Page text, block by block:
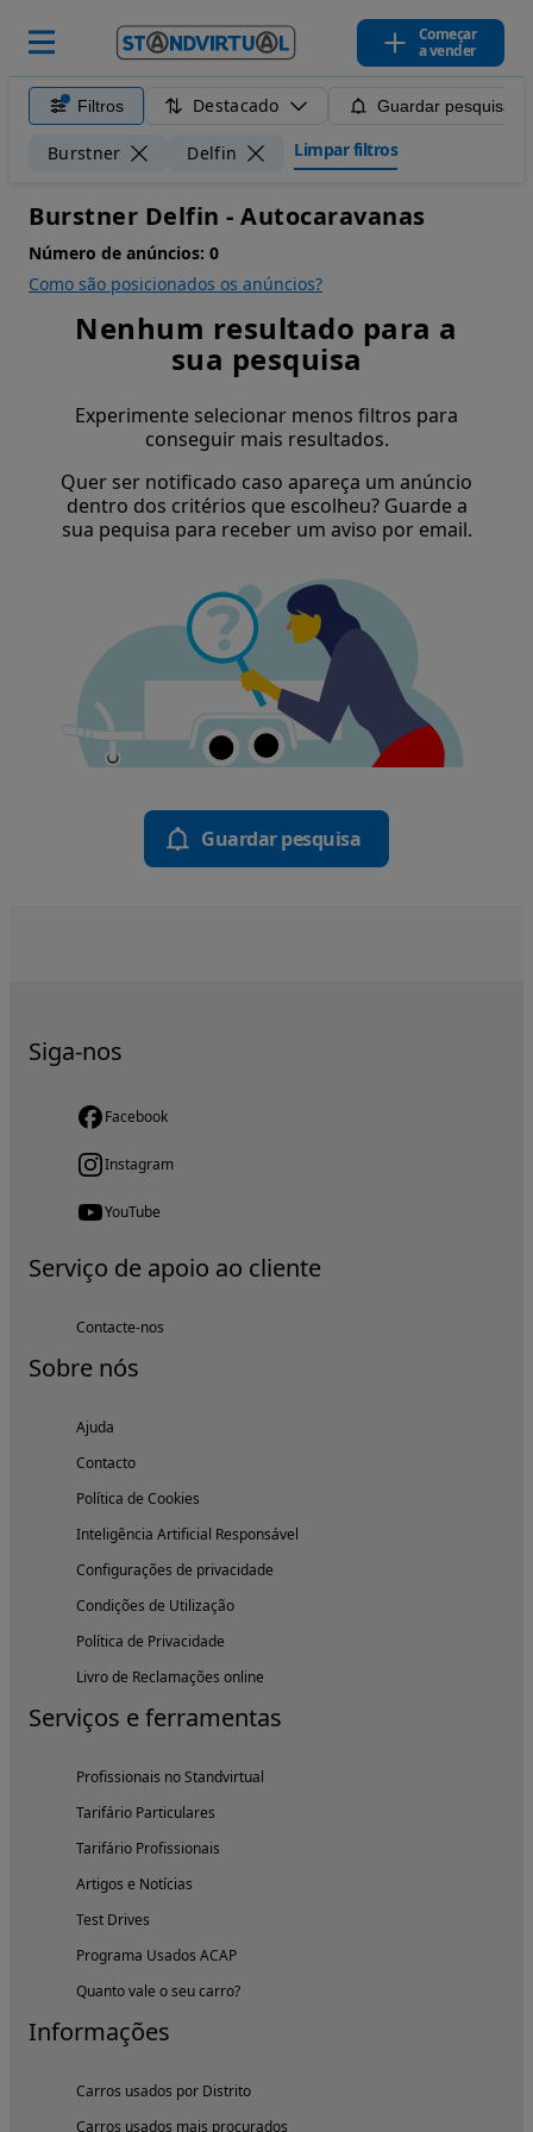
Começar
a vender
Filtros Destacado Guardar pesquisa
Burstner Delfin Limpar filtros
Burstner Delfin - Autocaravanas
Número de anúncios: 0
Como são posicionados os anúncios?
Nenhum resultado para a
sua pesquisa
Experimente selecionar menos filtros para
conseguir mais resultados.
Quer ser notificado caso apareça um anúncio
dentro dos critérios que escolheu? Guarde a
sua pequisa para receber um aviso por email.
Guardar pesquisa
Siga-nos
Facebook
Instagram
YouTube
Serviço de apoio ao cliente
Contacte-nos
Sobre nós
Ajuda
Contacto
Política de Cookies
Inteligência Artificial Responsável
Configurações de privacidade
Condições de Utilização
Política de Privacidade
Livro de Reclamações online
Serviços e ferramentas
Profissionais no Standvirtual
Tarifário Particulares
Tarifário Profissionais
Artigos e Notícias
Test Drives
Programa Usados ACAP
Quanto vale o seu carro?
Informações
Carros usados por Distrito
Carros usados mais procurados